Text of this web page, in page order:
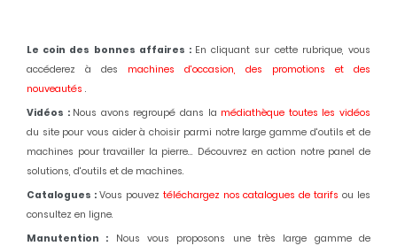
Le coin des bonnes affaires : En cliquant sur cette rubrique, vous
accéderez à des machines d'occasion, des promotions et des
nouveautés .
Vidéos : Nous avons regroupé dans la médiathèque toutes les vidéos
du site pour vous aider à choisir parmi notre large gamme d'outils et de
machines pour travailler la pierre... Découvrez en action notre panel de
solutions, d'outils et de machines.
Catalogues : Vous pouvez téléchargez nos catalogues de tarifs ou les
consultez en ligne.
Manutention : Nous vous proposons une très large gamme de